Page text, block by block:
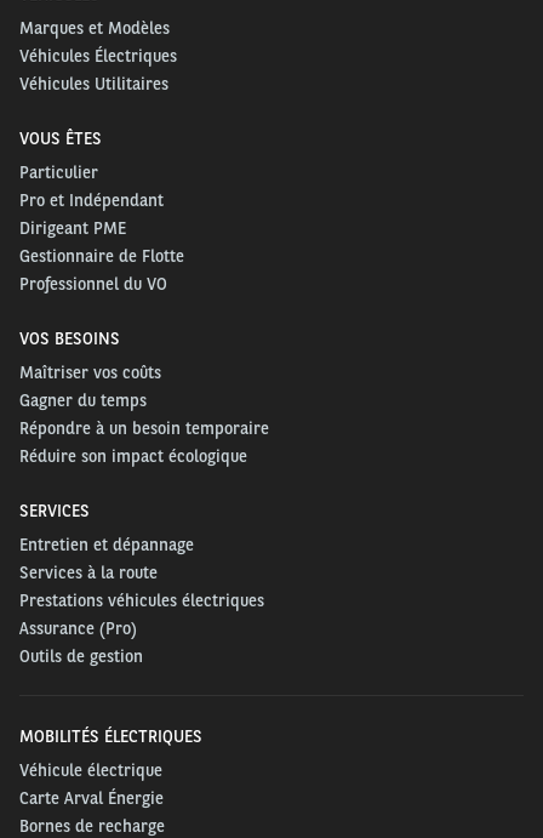
Marques et Modèles
Véhicules Électriques
Véhicules Utilitaires
VOUS ÊTES
Particulier
Pro et Indépendant
Dirigeant PME
Gestionnaire de Flotte
Professionnel du VO
VOS BESOINS
Maîtriser vos coûts
Gagner du temps
Répondre à un besoin temporaire
Réduire son impact écologique
SERVICES
Entretien et dépannage
Services à la route
Prestations véhicules électriques
Assurance (Pro)
Outils de gestion
MOBILITÉS ÉLECTRIQUES
Véhicule électrique
Carte Arval Énergie
Bornes de recharge